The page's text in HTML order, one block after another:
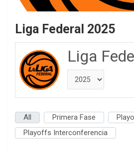
Liga Federal 2025
Liga
All Primera Fase
Playoffs Interconferencia